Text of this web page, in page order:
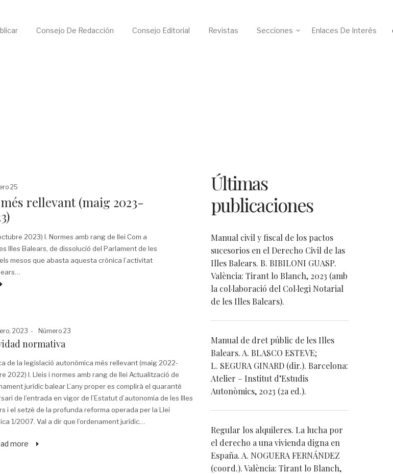
Consejo De Redacción Consejo Editorial Revistas Secciones Enlaces De Interés
25
rellevant (maig 2023-
2023) I. Normes amb rang de llei Com a
Illes Balears, de dissolució del Parlament de les
mesos que abasta aquesta crònica l’activitat
2023
Posted
in
Número 23
normativa
de la legislació autonòmica més rellevant (maig 2022-
2022) I. Lleis i normes amb rang de llei Actualització de
jurídic balear L’any proper es complirà el quarantè
de l’entrada en vigor de l’Estatut d’autonomia de les Illes
i el setzè de la profunda reforma operada per la Llei
1/2007. Val a dir que l’ordenament jurídic…
more
Últimas
publicaciones
Manual civil y fiscal de los pactos
sucesorios en el Derecho Civil de las
Illes Balears. B. BIBILONI GUASP.
València: Tirant lo Blanch, 2023 (amb
la col·laboració del Col·legi Notarial
de les Illes Balears).
Manual de dret públic de les Illes
Balears. A. BLASCO ESTEVE;
L. SEGURA GINARD (dir.). Barcelona:
Atelier – Institut d’Estudis
Autonòmics, 2023 (2a ed.).
Regular los alquileres. La lucha por
el derecho a una vivienda digna en
España. A. NOGUERA FERNÁNDEZ
(coord.). València: Tirant lo Blanch,